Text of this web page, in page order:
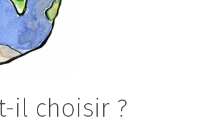
il choisir ?